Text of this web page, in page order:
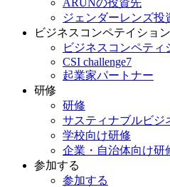
ARUNの投資先
ジェンダーレンズ投
ビジネスコンペテイション
ビジネスコンペティ
CSI challenge7
起業家パートナー
研修
研修
サスティナブルビジ
学校向け研修
企業・自治体向け研
参加する
参加する